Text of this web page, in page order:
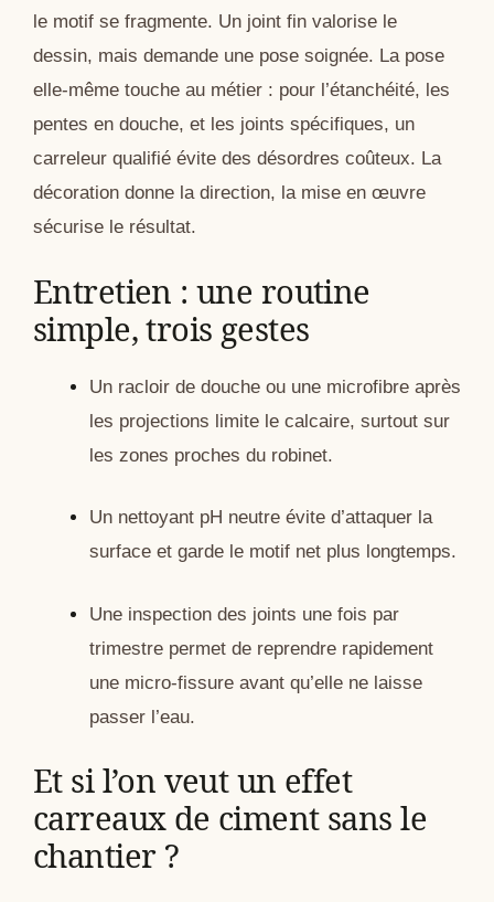
le motif se fragmente. Un joint fin valorise le
dessin, mais demande une pose soignée. La pose
elle-même touche au métier : pour l’étanchéité, les
pentes en douche, et les joints spécifiques, un
carreleur qualifié évite des désordres coûteux. La
décoration donne la direction, la mise en œuvre
sécurise le résultat.
Entretien : une routine
simple, trois gestes
Un racloir de douche ou une microfibre après
les projections limite le calcaire, surtout sur
les zones proches du robinet.
Un nettoyant pH neutre évite d’attaquer la
surface et garde le motif net plus longtemps.
Une inspection des joints une fois par
trimestre permet de reprendre rapidement
une micro-fissure avant qu’elle ne laisse
passer l’eau.
Et si l’on veut un effet
carreaux de ciment sans le
chantier ?